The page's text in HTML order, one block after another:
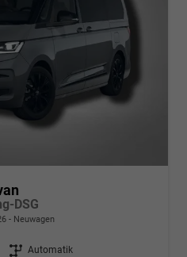
DSG
Neuwagen
Getriebe Automatik